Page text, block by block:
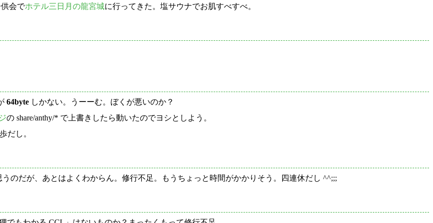
会でホテル三日月の龍宮城に行ってきた。塩サウナでお肌すべすべ。
64byte しかない。うーーむ。ぼくが悪いのか？
の share/anthy/* で上書きしたら動いたのでヨシとしよう。
だし。
のだが、あとはよくわからん。修行不足。もうちょっと時間がかかりそう。四連休だし ^^;;;